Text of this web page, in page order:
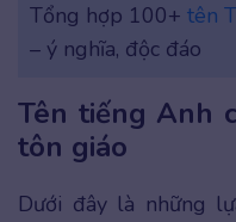
Tổng hợp 100+ tên
– ý nghĩa, độc đáo
Tên tiếng Anh
tôn giáo
Dưới đây là những